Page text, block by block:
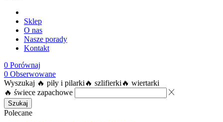
Sklep
O nas
Nasze porady
Kontakt
0 Porównaj
0 Obserwowane
Wyszukaj 🔥 piły i pilarki 🔥 szlifierki 🔥 wiertarki
🔥 świece zapachowe
Szukaj
Polecane